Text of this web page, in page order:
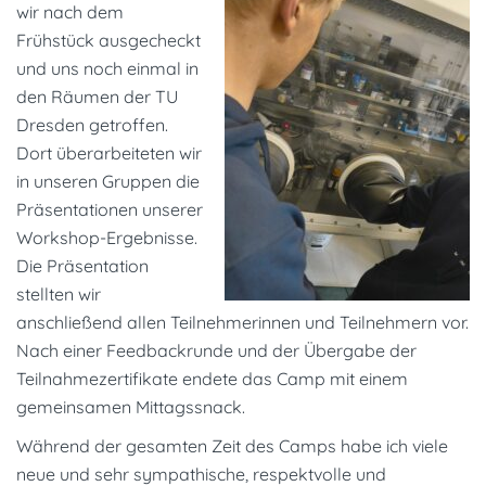
wir nach dem
Frühstück ausgecheckt
und uns noch einmal in
den Räumen der TU
Dresden getroffen.
Dort überarbeiteten wir
in unseren Gruppen die
Präsentationen unserer
Workshop-Ergebnisse.
Die Präsentation
stellten wir
anschließend allen Teilnehmerinnen und Teilnehmern vor.
Nach einer Feedbackrunde und der Übergabe der
Teilnahmezertifikate endete das Camp mit einem
gemeinsamen Mittagssnack.
Während der gesamten Zeit des Camps habe ich viele
neue und sehr sympathische, respektvolle und